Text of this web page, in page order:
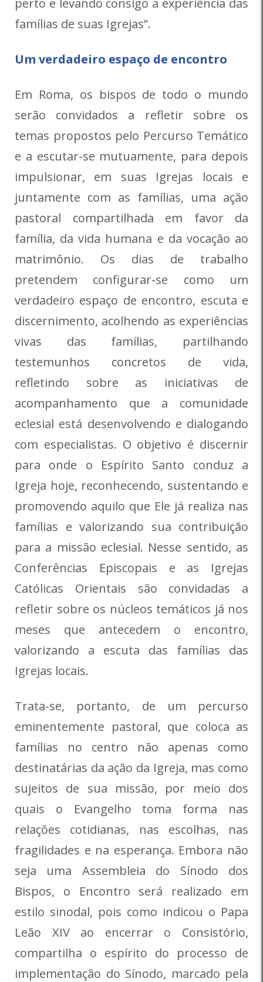
perto e levando consigo a experiência das
famílias de suas Igrejas”.
Um verdadeiro espaço de encontro
Em Roma, os bispos de todo o mundo
serão convidados a refletir sobre os
temas propostos pelo Percurso Temático
e a escutar-se mutuamente, para depois
impulsionar, em suas Igrejas locais e
juntamente com as famílias, uma ação
pastoral compartilhada em favor da
família, da vida humana e da vocação ao
matrimônio. Os dias de trabalho
pretendem configurar-se como um
verdadeiro espaço de encontro, escuta e
discernimento, acolhendo as experiências
vivas das famílias, partilhando
testemunhos concretos de vida,
refletindo sobre as iniciativas de
acompanhamento que a comunidade
eclesial está desenvolvendo e dialogando
com especialistas. O objetivo é discernir
para onde o Espírito Santo conduz a
Igreja hoje, reconhecendo, sustentando e
promovendo aquilo que Ele já realiza nas
famílias e valorizando sua contribuição
para a missão eclesial. Nesse sentido, as
Conferências Episcopais e as Igrejas
Católicas Orientais são convidadas a
refletir sobre os núcleos temáticos já nos
meses que antecedem o encontro,
valorizando a escuta das famílias das
Igrejas locais.
Trata-se, portanto, de um percurso
eminentemente pastoral, que coloca as
famílias no centro não apenas como
destinatárias da ação da Igreja, mas como
sujeitos de sua missão, por meio dos
quais o Evangelho toma forma nas
relações cotidianas, nas escolhas, nas
fragilidades e na esperança. Embora não
seja uma Assembleia do Sínodo dos
Bispos, o Encontro será realizado em
estilo sinodal, pois como indicou o Papa
Leão XIV ao encerrar o Consistório,
compartilha o espírito do processo de
implementação do Sínodo, marcado pela